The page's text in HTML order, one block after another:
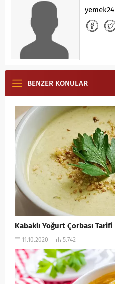
yemek24
BENZER KONULAR
Kabaklı Yoğurt Çorbası Tarifi
11.10.2020 5.742